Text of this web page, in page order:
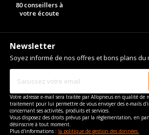
80 conseillers à
votre écoute
Newsletter
Soyez informé de nos offres et bons plans du
Votre adresse e-mail sera traitée par Allopneus en qualité de
traitement pour lui permettre de vous envoyer des e-mails
concernant ses activités, produits et services.
Vous disposez des droits prévus par la règlementation, en
désinscrire à tout moment.
Plus d'informations : la politique de gestion des données.